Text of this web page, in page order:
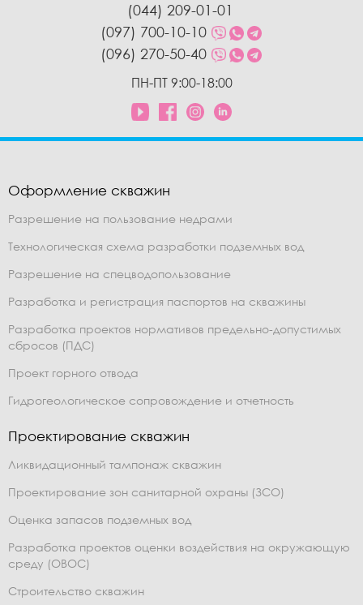
(044) 209-01-01
(097) 700-10-10
(096) 270-50-40
ПН-ПТ 9:00-18:00
Оформление скважин
Разрешение на пользование недрами
Технологическая схема разработки подземных вод
Разрешение на спецводопользование
Разработка и регистрация паспортов на скважины
Разработка проектов нормативов предельно-допустимых
сбросов (ПДС)
Проект горного отвода
Гидрогеологическое сопровождение и отчетность
Проектирование скважин
Ликвидационный тампонаж скважин
Проектирование зон санитарной охраны (ЗСО)
Оценка запасов подземных вод
Разработка проектов оценки воздействия на окружающую
среду (ОВОС)
Строительство скважин